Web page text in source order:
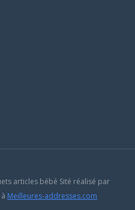
articles bébé Sité réalisé par
Meilleures-addresses.com